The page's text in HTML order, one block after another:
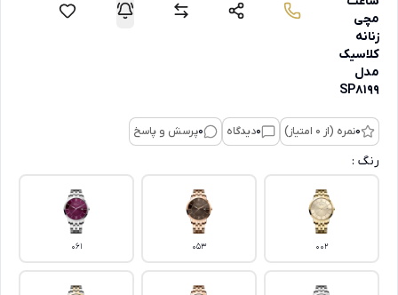
مچی
زنانه
کلاسیک
مدل
SP8199
0نمره (از 0 امتیاز) 0دیدگاه 0پرسش و پاسخ
رنگ :
002
053
061